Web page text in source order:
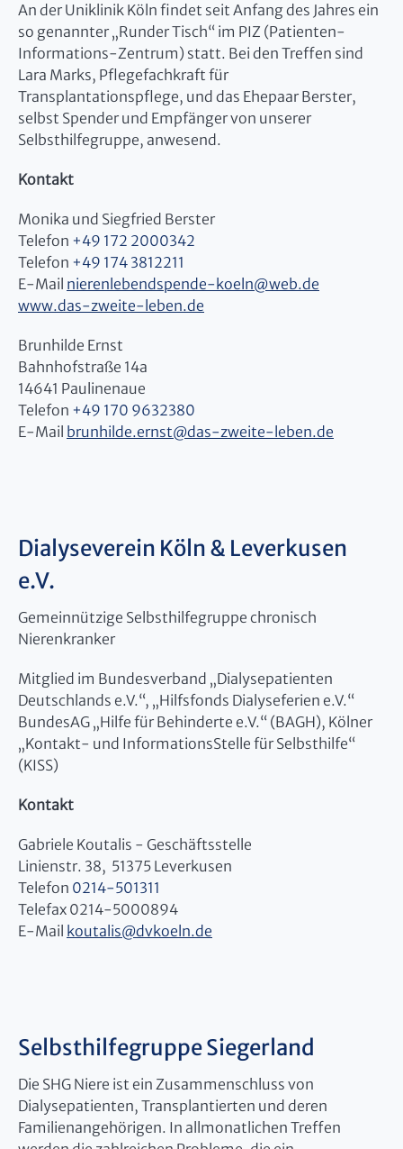
An der Uniklinik Köln findet seit Anfang des Jahres ein
so genannter „Runder Tisch“ im PIZ (Patienten-
Informations-Zentrum) statt. Bei den Treffen sind
Lara Marks, Pflegefachkraft für
Transplantationspflege, und das Ehepaar Berster,
selbst Spender und Empfänger von unserer
Selbsthilfegruppe, anwesend.
Kontakt
Monika und Siegfried Berster
Telefon +49 172 2000342
Telefon +49 174 3812211
E-Mail nierenlebendspende-koeln@web.de
www.das-zweite-leben.de
Brunhilde Ernst
Bahnhofstraße 14a
14641 Paulinenaue
Telefon +49 170 9632380
E-Mail brunhilde.ernst@das-zweite-leben.de
Dialyseverein Köln & Leverkusen
e.V.
Gemeinnützige Selbsthilfegruppe chronisch
Nierenkranker
Mitglied im Bundesverband „Dialysepatienten
Deutschlands e.V.“, „Hilfsfonds Dialyseferien e.V.“
BundesAG „Hilfe für Behinderte e.V.“ (BAGH), Kölner
„Kontakt- und InformationsStelle für Selbsthilfe“
(KISS)
Kontakt
Gabriele Koutalis - Geschäftsstelle
Linienstr. 38, 51375 Leverkusen
Telefon 0214-501311
Telefax 0214-5000894
E-Mail koutalis@dvkoeln.de
Selbsthilfegruppe Siegerland
Die SHG Niere ist ein Zusammenschluss von
Dialysepatienten, Transplantierten und deren
Familienangehörigen. In allmonatlichen Treffen